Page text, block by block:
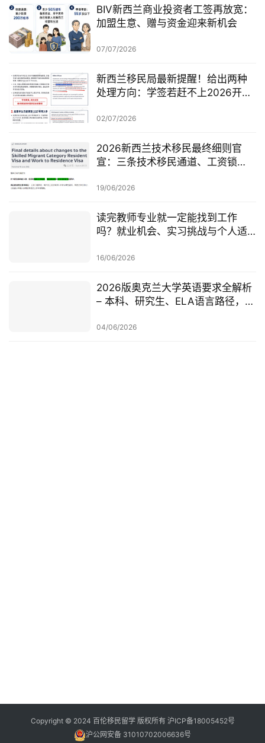
BIV新西兰商业投资者工签再放宽：
加盟生意、赠与资金迎来新机会
07/07/2026
新西兰移民局最新提醒！给出两种
处理方向：学签若赶不上2026开
02/07/2026
2026新西兰技术移民最终细则官
宣：三条技术移民通道、工资锁
查一次梳理
19/06/2026
读完教师专业就一定能找到工作
吗？就业机会、实习挑战与个人适
16/06/2026
2026版奥克兰大学英语要求全解析
– 本科、研究生、ELA语言路径，一
04/06/2026
Copyright © 2024 百伦移民留学 版权所有 沪ICP备18005452号
沪公网安备 31010702006636号